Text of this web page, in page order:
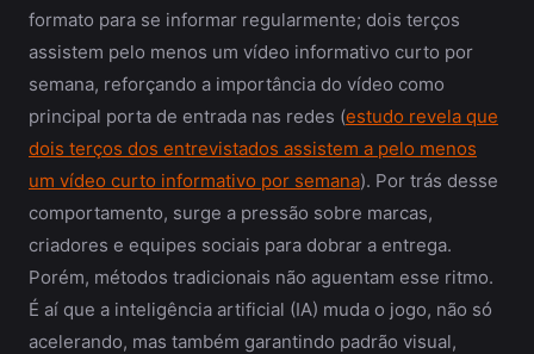
formato para se informar regularmente; dois terços
assistem pelo menos um vídeo informativo curto por
semana, reforçando a importância do vídeo como
principal porta de entrada nas redes (estudo revela que
dois terços dos entrevistados assistem a pelo menos
um vídeo curto informativo por semana). Por trás desse
comportamento, surge a pressão sobre marcas,
criadores e equipes sociais para dobrar a entrega.
Porém, métodos tradicionais não aguentam esse ritmo.
É aí que a inteligência artificial (IA) muda o jogo, não só
acelerando, mas também garantindo padrão visual,